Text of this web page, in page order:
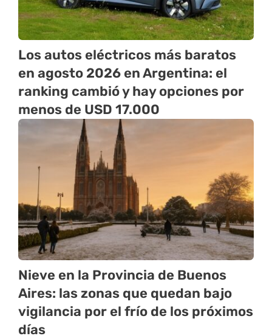
Los autos eléctricos más baratos
en agosto 2026 en Argentina: el
ranking cambió y hay opciones por
menos de USD 17.000
Nieve en la Provincia de Buenos
Aires: las zonas que quedan bajo
vigilancia por el frío de los próximos
días